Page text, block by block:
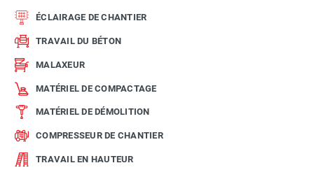
ÉCLAIRAGE DE CHANTIER
TRAVAIL DU BÉTON
MALAXEUR
MATÉRIEL DE COMPACTAGE
MATÉRIEL DE DÉMOLITION
COMPRESSEUR DE CHANTIER
TRAVAIL EN HAUTEUR